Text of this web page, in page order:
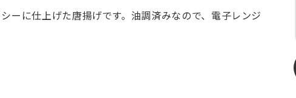
ーに仕上げた唐揚げです。油調済みなので、電子レンジ